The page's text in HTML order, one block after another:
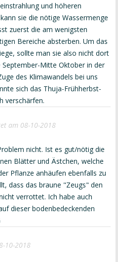
und höheren
sie die nötige Wassermenge
zuerst die am wenigsten
Bereiche absterben. Um das
sollte man sie also nicht dort
Mitte Oktober in der
des Klimawandels bei uns
sich das Thuja-Frühherbst-
verschärfen.
am 08-10-2018
nicht. Ist es gut/nötig die
Blätter und Ästchen, welche
Pflanze anhäufen ebenfalls zu
dass das braune "Zeugs" den
verrottet. Ich habe auch
dieser bodenbedeckenden
10-2018